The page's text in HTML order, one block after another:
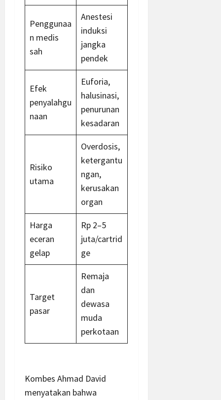
Penggunaa
n medis
sah
Anestesi
induksi
jangka
pendek
Efek
penyalahgu
naan
Euforia,
halusinasi,
penurunan
kesadaran
Risiko
utama
Overdosis,
ketergantu
ngan,
kerusakan
organ
Harga
eceran
gelap
Rp 2–5
juta/cartrid
ge
Target
pasar
Remaja
dan
dewasa
muda
perkotaan
Kombes Ahmad David
menyatakan bahwa